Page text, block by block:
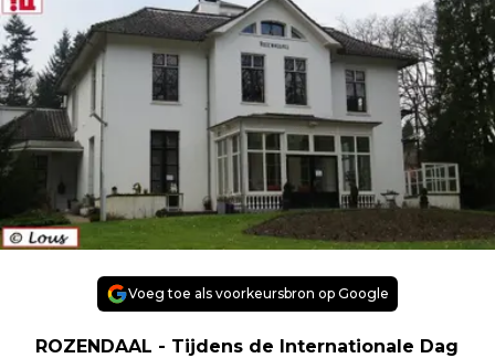
Voeg toe als voorkeursbron op Google
ROZENDAAL - Tijdens de Internationale Dag